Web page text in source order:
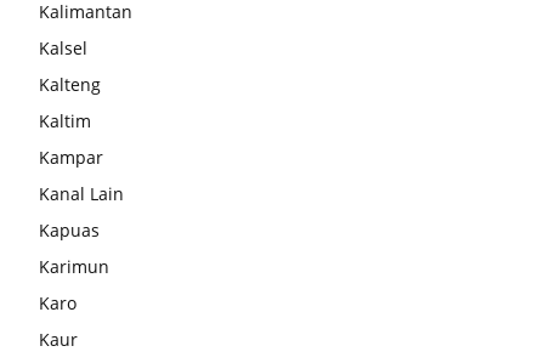
Kalimantan
Kalsel
Kalteng
Kaltim
Kampar
Kanal Lain
Kapuas
Karimun
Karo
Kaur